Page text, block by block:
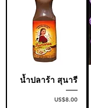
น้ำปลาร้า สุนารี
ราคา
US$8.00